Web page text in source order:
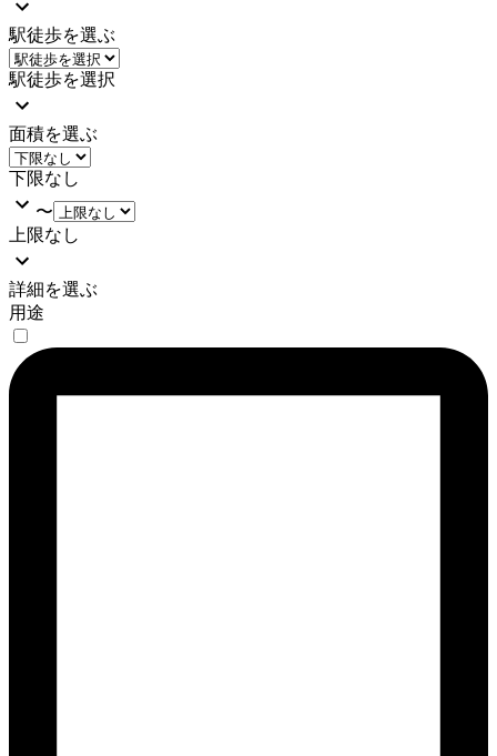
駅徒歩を選ぶ
駅徒歩を選択
面積を選ぶ
下限なし
〜
上限なし
詳細を選ぶ
用途